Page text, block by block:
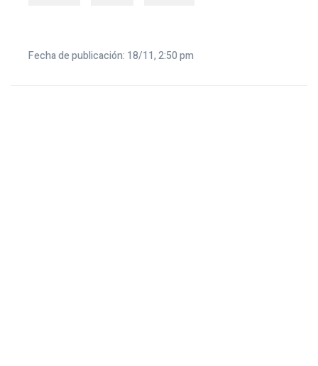
Fecha de publicación: 18/11, 2:50 pm